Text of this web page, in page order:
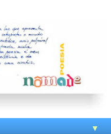
▼